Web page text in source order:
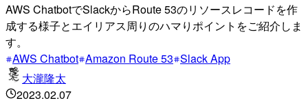
AWS ChatbotでSlackからRoute 53のリソースレコードを作
成する様子とエイリアス周りのハマりポイントをご紹介しま
す。
AWS Chatbot Amazon Route 53 Slack App
大瀧隆太
2023.02.07